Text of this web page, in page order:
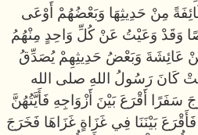
مِنْ حَدِيثِهَا وَبَعْضُهُمْ أَوْعَى
وَقَدْ وَعَيْتُ عَنْ كُلِّ وَاحِدٍ مِنْهُمُ
عَائِشَةَ وَبَعْضُ حَدِيثِهِمْ يُصَدِّقُ
كَانَ رَسُولُ اللهِ صلى الله
سَفَرًا أَقْرَعَ بَيْنَ أَزْوَاجِهِ فَأَيَّتُهُنَّ
بَيْنَنَا فِي غَزَاةٍ غَزَاهَا فَخَرَجَ